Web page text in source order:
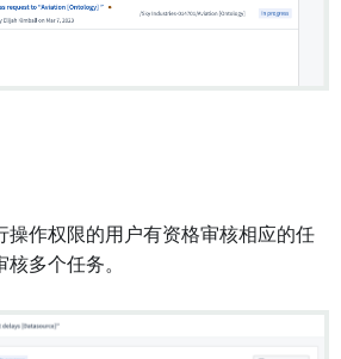
操作权限的用户有资格审核相应的任
多个任务。